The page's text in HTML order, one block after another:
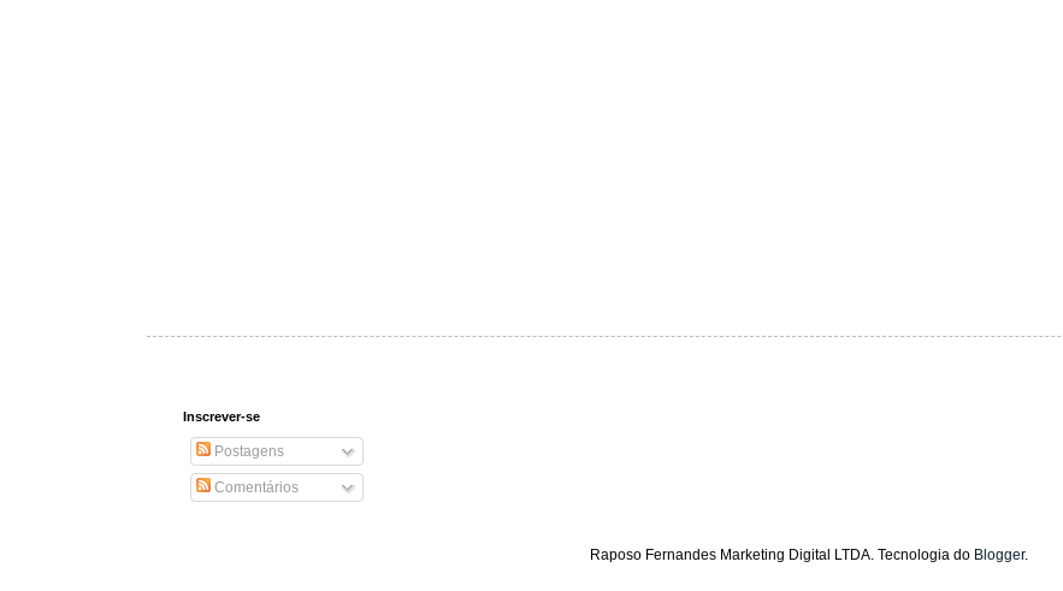
Inscrever-se
Postagens
Comentários
Raposo Fernandes Marketing Digital LTDA. Tecnologia do Blogger.